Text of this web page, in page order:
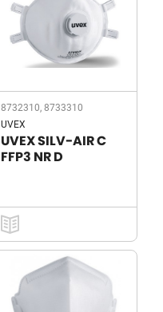
8732310, 8733310
UVEX
UVEX SILV-AIR C
FFP3 NR D